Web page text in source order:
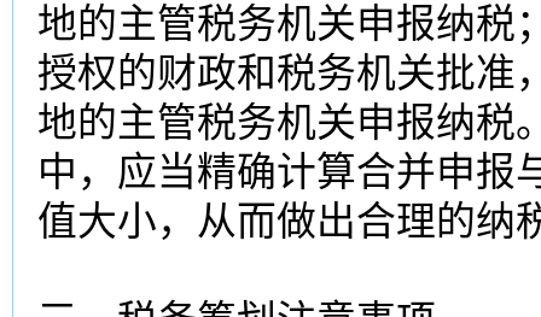
地的主管税务机关申报纳税
授权的财政和税务机关批准
地的主管税务机关申报纳税
中，应当精确计算合并申报
值大小，从而做出合理的纳